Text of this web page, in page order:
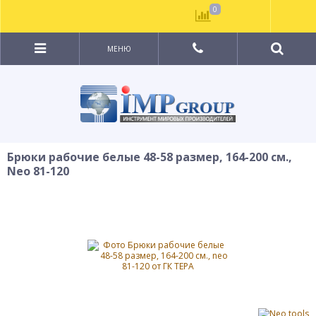
МЕНЮ
Брюки рабочие белые 48-58 размер, 164-200 см.,
Neo 81-120
0